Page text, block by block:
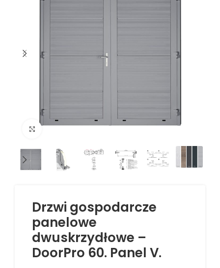
Kliknij aby powiększyć
Drzwi gospodarcze
panelowe
dwuskrzydłowe –
DoorPro 60. Panel V.